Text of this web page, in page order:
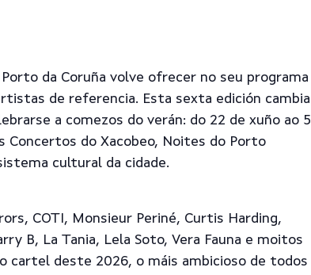
da Coruña volve ofrecer no seu programa
de referencia. Esta sexta edición cambia
a comezos do verán: do 22 de xuño ao 5
Concertos do Xacobeo, Noites do Porto
cultural da cidade.
COTI, Monsieur Periné, Curtis Harding,
B, La Tania, Lela Soto, Vera Fauna e moitos
cartel deste 2026, o máis ambicioso de todos